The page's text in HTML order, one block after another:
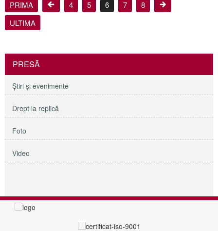
PRIMA 4 5 6 7
8
ULTIMA
PRESĂ
Ştiri şi evenimente
Drept la replică
Foto
Video